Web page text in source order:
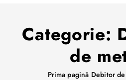
Categorie:
de
Prima pagină Debitor